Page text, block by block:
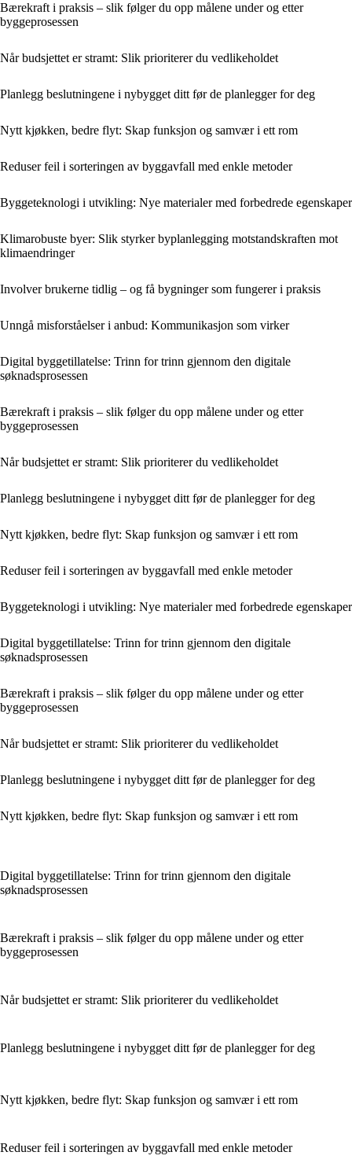
Bærekraft i praksis – slik følger du opp målene under og etter
byggeprosessen
Når budsjettet er stramt: Slik prioriterer du vedlikeholdet
Planlegg beslutningene i nybygget ditt før de planlegger for deg
Nytt kjøkken, bedre flyt: Skap funksjon og samvær i ett rom
Reduser feil i sorteringen av byggavfall med enkle metoder
Byggeteknologi i utvikling: Nye materialer med forbedrede egenskaper
Klimarobuste byer: Slik styrker byplanlegging motstandskraften mot
klimaendringer
Involver brukerne tidlig – og få bygninger som fungerer i praksis
Unngå misforståelser i anbud: Kommunikasjon som virker
Digital byggetillatelse: Trinn for trinn gjennom den digitale
søknadsprosessen
Bærekraft i praksis – slik følger du opp målene under og etter
byggeprosessen
Når budsjettet er stramt: Slik prioriterer du vedlikeholdet
Planlegg beslutningene i nybygget ditt før de planlegger for deg
Nytt kjøkken, bedre flyt: Skap funksjon og samvær i ett rom
Reduser feil i sorteringen av byggavfall med enkle metoder
Byggeteknologi i utvikling: Nye materialer med forbedrede egenskaper
Digital byggetillatelse: Trinn for trinn gjennom den digitale
søknadsprosessen
Bærekraft i praksis – slik følger du opp målene under og etter
byggeprosessen
Når budsjettet er stramt: Slik prioriterer du vedlikeholdet
Planlegg beslutningene i nybygget ditt før de planlegger for deg
Nytt kjøkken, bedre flyt: Skap funksjon og samvær i ett rom
Digital byggetillatelse: Trinn for trinn gjennom den digitale
søknadsprosessen
Bærekraft i praksis – slik følger du opp målene under og etter
byggeprosessen
Når budsjettet er stramt: Slik prioriterer du vedlikeholdet
Planlegg beslutningene i nybygget ditt før de planlegger for deg
Nytt kjøkken, bedre flyt: Skap funksjon og samvær i ett rom
Reduser feil i sorteringen av byggavfall med enkle metoder